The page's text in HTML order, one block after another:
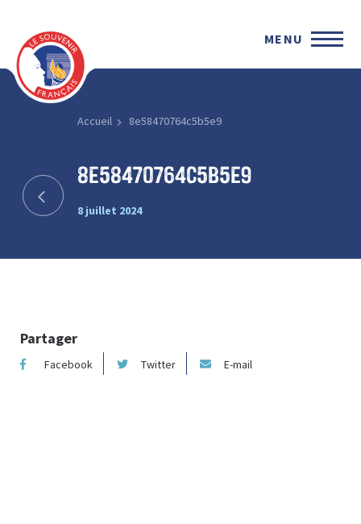
MENU
Accueil 8e58470764c5b5e9
8e58470764c5b5e9
8 juillet 2024
Partager
Facebook Twitter E-mail